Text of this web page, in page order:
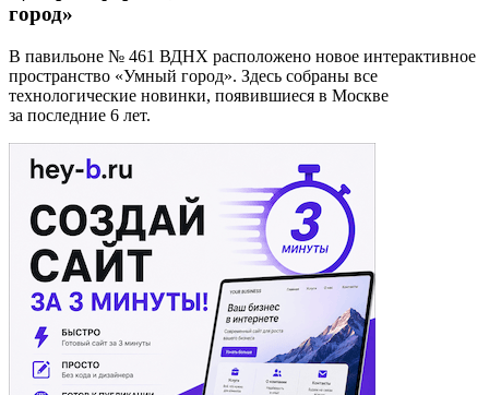
город»
В павильоне № 461 ВДНХ расположено новое интерактивное
пространство «Умный город». Здесь собраны все
технологические новинки, появившиеся в Москве
за последние 6 лет.